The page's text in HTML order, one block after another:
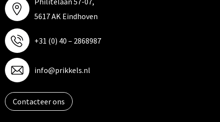
5617 AK Eindhoven
+31 (0) 40 – 2868987
info@prikkels.nl
Contacteer ons